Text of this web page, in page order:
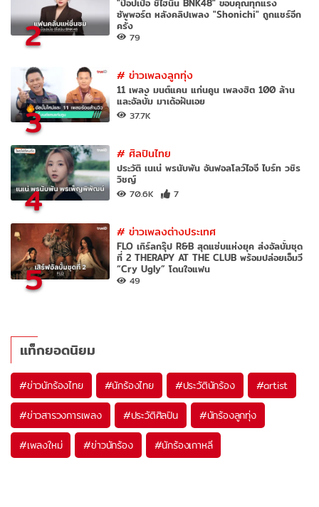
2
ซัพพอร์ต หลังคลิปเพลง "Shonichi" ถูกแชร์อีก
ครั้ง
79
3
#ข่าวเพลงลูกทุ่ง
11 เพลง มนต์แคน แก่นคูน เพลงฮิต 100 ล้าน
และอัลบั้ม มาเด้อฝันเอย
37.7K
4
#ศิลปินไทย
ประวัติ เนเน่ พรนับพัน อันฟอลโลว์ไอจี ไบร์ท วชิร
วิชญ์
70.6K 7
5
#ข่าวเพลงต่างประเทศ
FLO เกิร์ลกรุ๊ป R&B สุดแซ่บแห่งยุค ส่งอัลบั้มชุด
ที่ 2 THERAPY AT THE CLUB พร้อมปล่อยเอ็มวี
“Cry Ugly” โดนใจแฟน
49
แท็กยอดนิยม
#ข่าวนักร้องไทย #นักร้องไทย #ประวัตินักร้อง #artist
#ข่าวสารวงการเพลง #ประวัติศิลปิน #นักร้องลูกทุ่ง
#เพลงใหม่ #ข่าวนักร้อง #นักร้องเกาหลี